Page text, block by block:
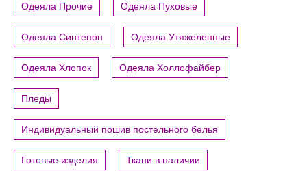
Одеяла Прочие Одеяла Пуховые
Одеяла Синтепон Одеяла Утяжеленные
Одеяла Хлопок Одеяла Холлофайбер
Пледы
Индивидуальный пошив постельного белья
Готовые изделия Ткани в наличии